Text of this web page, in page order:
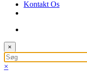
Kontakt Os
×
×